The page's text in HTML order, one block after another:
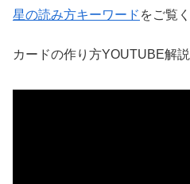
星の読み方キーワード をご覧
カードの作り方YOUTUBE解